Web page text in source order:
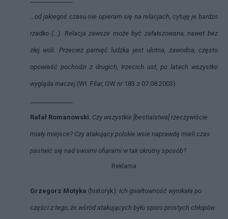
...od jakiegoś czasu nie opieram się na relacjach, cytuję je bardzo
rzadko (...). Relacja zawsze może być zafałszowana, nawet bez
złej woli. Przecież pamięć ludzka jest ulotna, zawodna, często
opowieść pochodzi z drugich, trzecich ust, po latach wszystko
wygląda inaczej.(Wł. Filar, GW nr 183 z 07.08.2003)
Rafał Romanowski: Czy wszystkie [bestialstwa] rzeczywiście
miały miejsce? Czy atakujący polskie wsie naprawdę mieli czas
pastwić się nad swoimi ofiarami w tak okrutny sposób?
Reklama
Grzegorz Motyka (historyk): Ich gwałtowność wynikała po
części z tego, że wśród atakujących było sporo prostych chłopów